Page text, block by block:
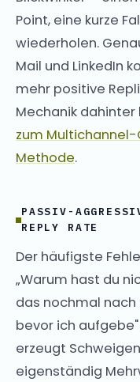
Point, eine kurze
wiederholen.
Mail und LinkedIn
mehr positive
Mechanik
zum Multichannel-
Methode.
PASSIV-
REPLY RATE
Der häufigste
„Warum hast du
das nochmal nach
bevor ich
erzeugt
eigenständig